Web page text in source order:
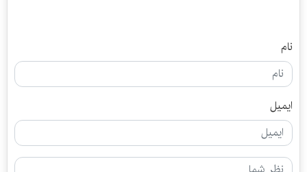
نام
ایمیل